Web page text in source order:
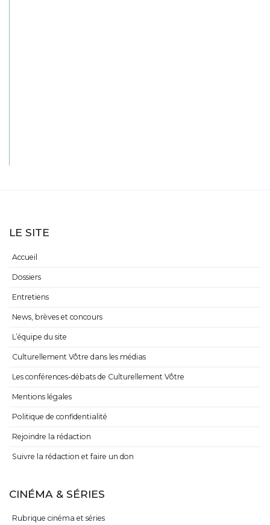
LE SITE
Accueil
Dossiers
Entretiens
News, brèves et concours
L’équipe du site
Culturellement Vôtre dans les médias
Les conférences-débats de Culturellement Vôtre
Mentions légales
Politique de confidentialité
Rejoindre la rédaction
Suivre la rédaction et faire un don
CINÉMA & SÉRIES
Rubrique cinéma et séries